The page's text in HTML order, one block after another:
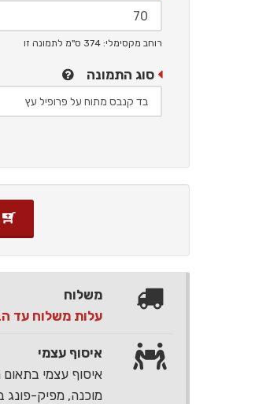
רוחב מקסימלי: 374 ס"מ לתמונה זו
סוג התמונה
משלוח
עלות משלוח עד הבית - 30.00
איסוף עצמי
איסוף עצמי
מוכנה, מפיק-פונג בע"מ